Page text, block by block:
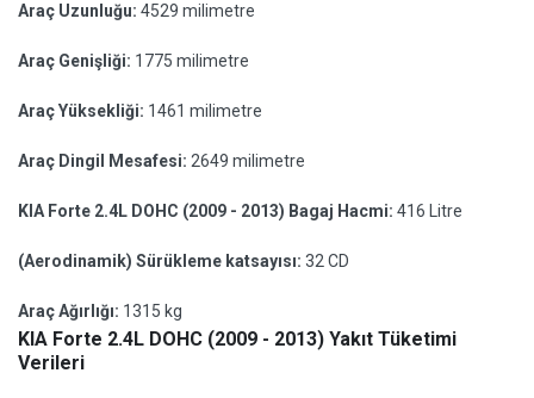
Araç Uzunluğu: 4529 milimetre
Araç Genişliği: 1775 milimetre
Araç Yüksekliği: 1461 milimetre
Araç Dingil Mesafesi: 2649 milimetre
KIA Forte 2.4L DOHC (2009 - 2013) Bagaj Hacmi: 416 Litre
(Aerodinamik) Sürükleme katsayısı: 32 CD
Araç Ağırlığı: 1315 kg
KIA Forte 2.4L DOHC (2009 - 2013) Yakıt Tüketimi
Verileri